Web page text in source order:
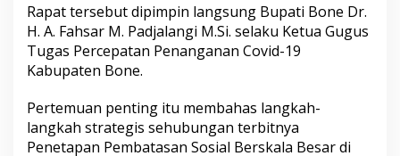
K
a
b
u
p
t
e
n
Rapat tersebut dipimpin langsung Bupati Bone Dr.
H. A. Fahsar M. Padjalangi M.Si. selaku Ketua Gugus
Tugas Percepatan Penanganan Covid-19
Kabupaten Bone.
Pertemuan penting itu membahas langkah-
langkah strategis sehubungan terbitnya
Penetapan Pembatasan Sosial Berskala Besar di